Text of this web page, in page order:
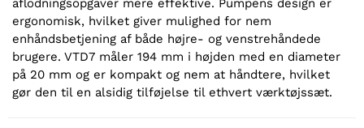
aflodningsopgaver mere effektive. Pumpens design er
ergonomisk, hvilket giver mulighed for nem
enhåndsbetjening af både højre- og venstrehåndede
brugere. VTD7 måler 194 mm i højden med en diameter
på 20 mm og er kompakt og nem at håndtere, hvilket
gør den til en alsidig tilføjelse til ethvert værktøjssæt.